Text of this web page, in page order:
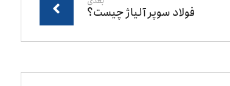
فولاد سوپر آلیاژ چیست؟